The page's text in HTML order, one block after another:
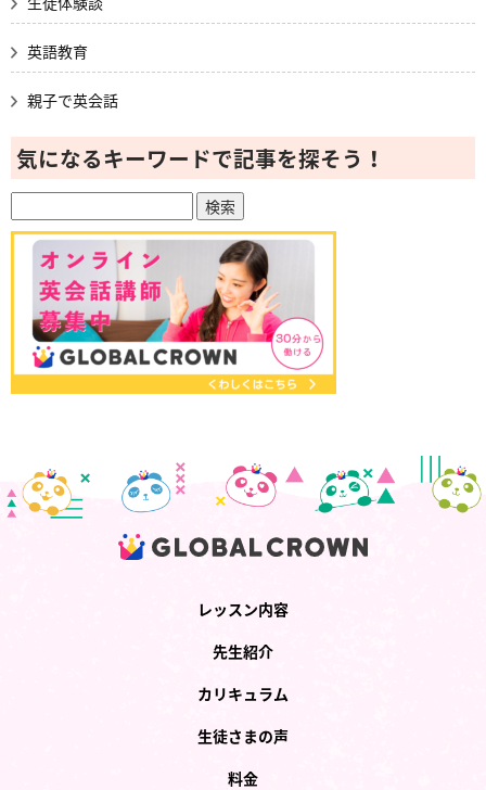
英語教育
親子で英会話
気になるキーワードで記事を探そう！
レッスン内容
先生紹介
カリキュラム
生徒さまの声
料金